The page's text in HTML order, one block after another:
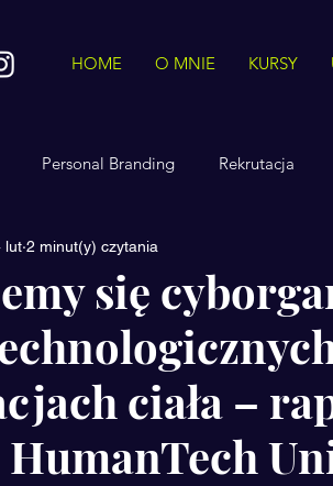
HOME O MNIE KURSY
Personal Branding Rekrutacja
Reklama Mindset
się
ciała –
lut 2 minut(y) czytania